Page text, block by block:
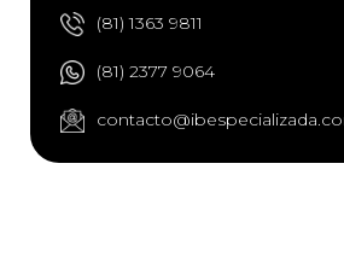
(81) 1363 9811
(81) 2377 9064